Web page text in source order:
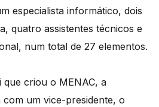
especialista informático, dois
quatro assistentes técnicos e
num total de 27 elementos.
criou o MENAC, a
um vice-presidente, o